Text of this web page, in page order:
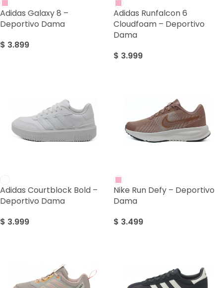
Adidas Galaxy 8 –
Deportivo Dama
$ 3.899
Adidas Runfalcon 6
Cloudfoam – Deportivo
Dama
$ 3.999
Adidas Courtblock Bold –
Deportivo Dama
$ 3.999
Nike Run Defy – Deportivo
Dama
$ 3.499